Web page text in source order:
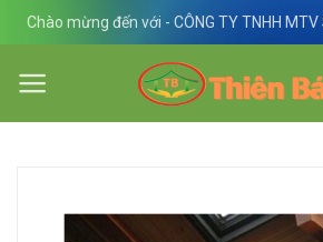
Skip
content
Chào mừng đến với - CÔNG TY TNHH MTV